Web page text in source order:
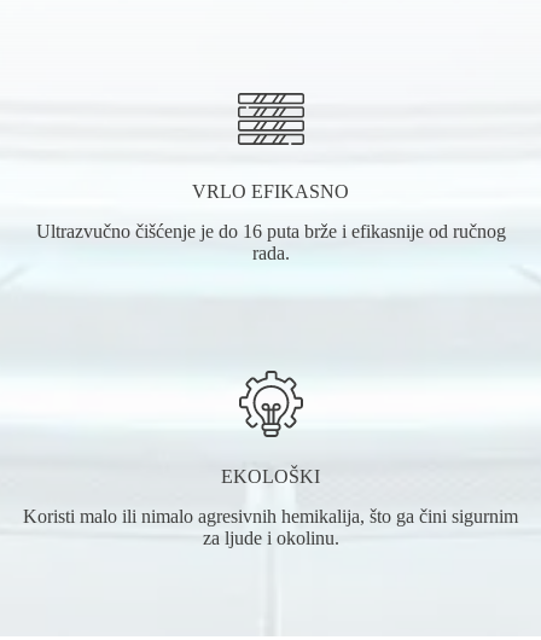
VRLO EFIKASNO
Ultrazvučno čišćenje je do 16 puta brže i efikasnije od ručnog
rada.
EKOLOŠKI
Koristi malo ili nimalo agresivnih hemikalija, što ga čini sigurnim
za ljude i okolinu.